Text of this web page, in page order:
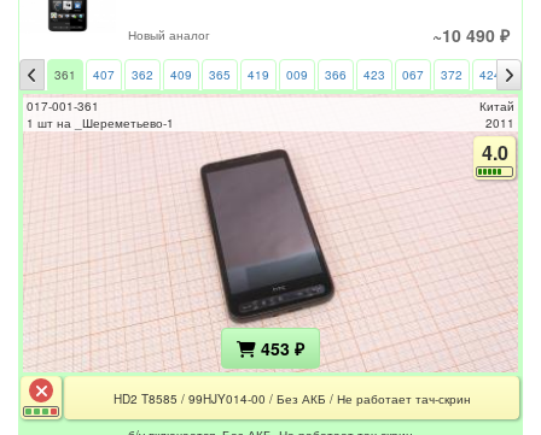
Новый аналог ~10 490 ₽
361 407 362 409 365 419 009 366 423 067 372 424
017-001-361
1 шт на _Шереметьево-1
Китай
2011
4.0
453 ₽
HD2 T8585 / 99HJY014-00 / Без АКБ / Не работает тач-скрин